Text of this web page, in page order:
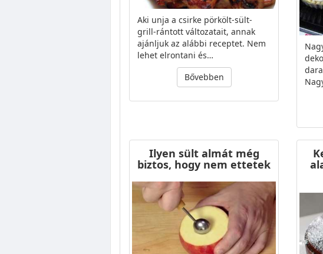
Aki unja a csirke pörkölt-sült-
grill-rántott változatait, annak
ajánljuk az alábbi receptet. Nem
lehet elrontani és…
Bővebben
Ilyen sült almát még
biztos, hogy nem ettetek